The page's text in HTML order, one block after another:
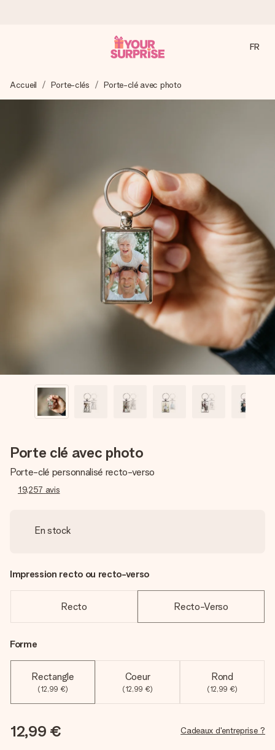
Nous préparons votre cadeau avec attention et l’envoyons
en un éclair – pour que vous puissiez l’offrir au bon moment,
4,9 (sur la base de +15 000 avis)
Nos cadeaux sont appréciés. Les clients nous attribuent
une note de 4,9 sur Google Reviews (total de tous les
pays où nous sommes présents).
Carte de vœux gratuite
Créez quelque chose d’unique en quelques étapes – avec
son prénom, votre photo ou un message qui touche le cœur.
Sans complications, juste tout l’amour pour le moment idéal.
FR
Accueil Porte-clés Porte-clé avec photo
Porte clé avec photo
Porte-clé personnalisé recto-verso
19,257 avis
En stock
Impression recto ou recto-verso
Recto Recto-Verso
Forme
Rectangle
(12,99 €)
Coeur
(12,99 €)
Rond
(12,99 €)
12,99 € Cadeaux d'entreprise ?